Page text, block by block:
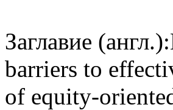
Заглавие (англ.):
barriers to
of equity-